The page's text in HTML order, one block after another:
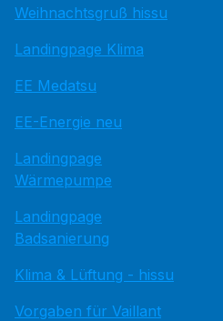
Weihnachtsgruß hissu
Landingpage Klima
EE Medatsu
EE-Energie neu
Landingpage
Wärmepumpe
Landingpage
Badsanierung
Klima & Lüftung - hissu
Vorgaben für Vaillant